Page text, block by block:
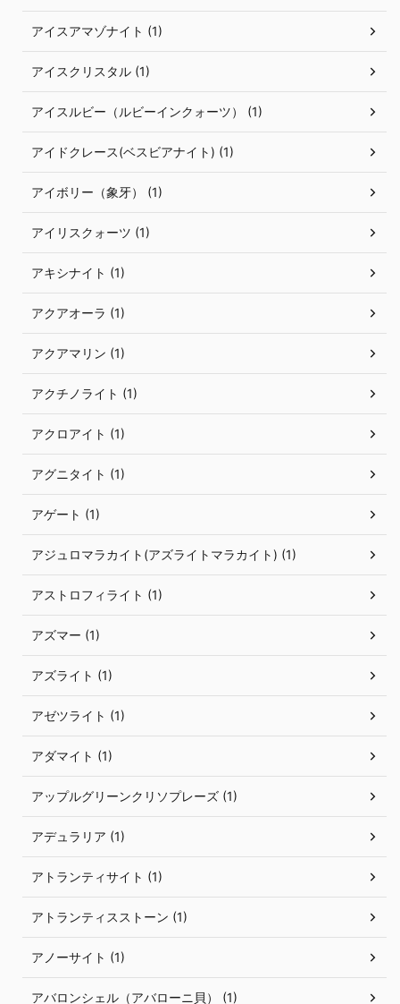
アイスアマゾナイト (1)
アイスクリスタル (1)
アイスルビー（ルビーインクォーツ） (1)
アイドクレース(ベスビアナイト) (1)
アイボリー（象牙） (1)
アイリスクォーツ (1)
アキシナイト (1)
アクアオーラ (1)
アクアマリン (1)
アクチノライト (1)
アクロアイト (1)
アグニタイト (1)
アゲート (1)
アジュロマラカイト(アズライトマラカイト) (1)
アストロフィライト (1)
アズマー (1)
アズライト (1)
アゼツライト (1)
アダマイト (1)
アップルグリーンクリソプレーズ (1)
アデュラリア (1)
アトランティサイト (1)
アトランティスストーン (1)
アノーサイト (1)
アバロンシェル（アバローニ貝） (1)